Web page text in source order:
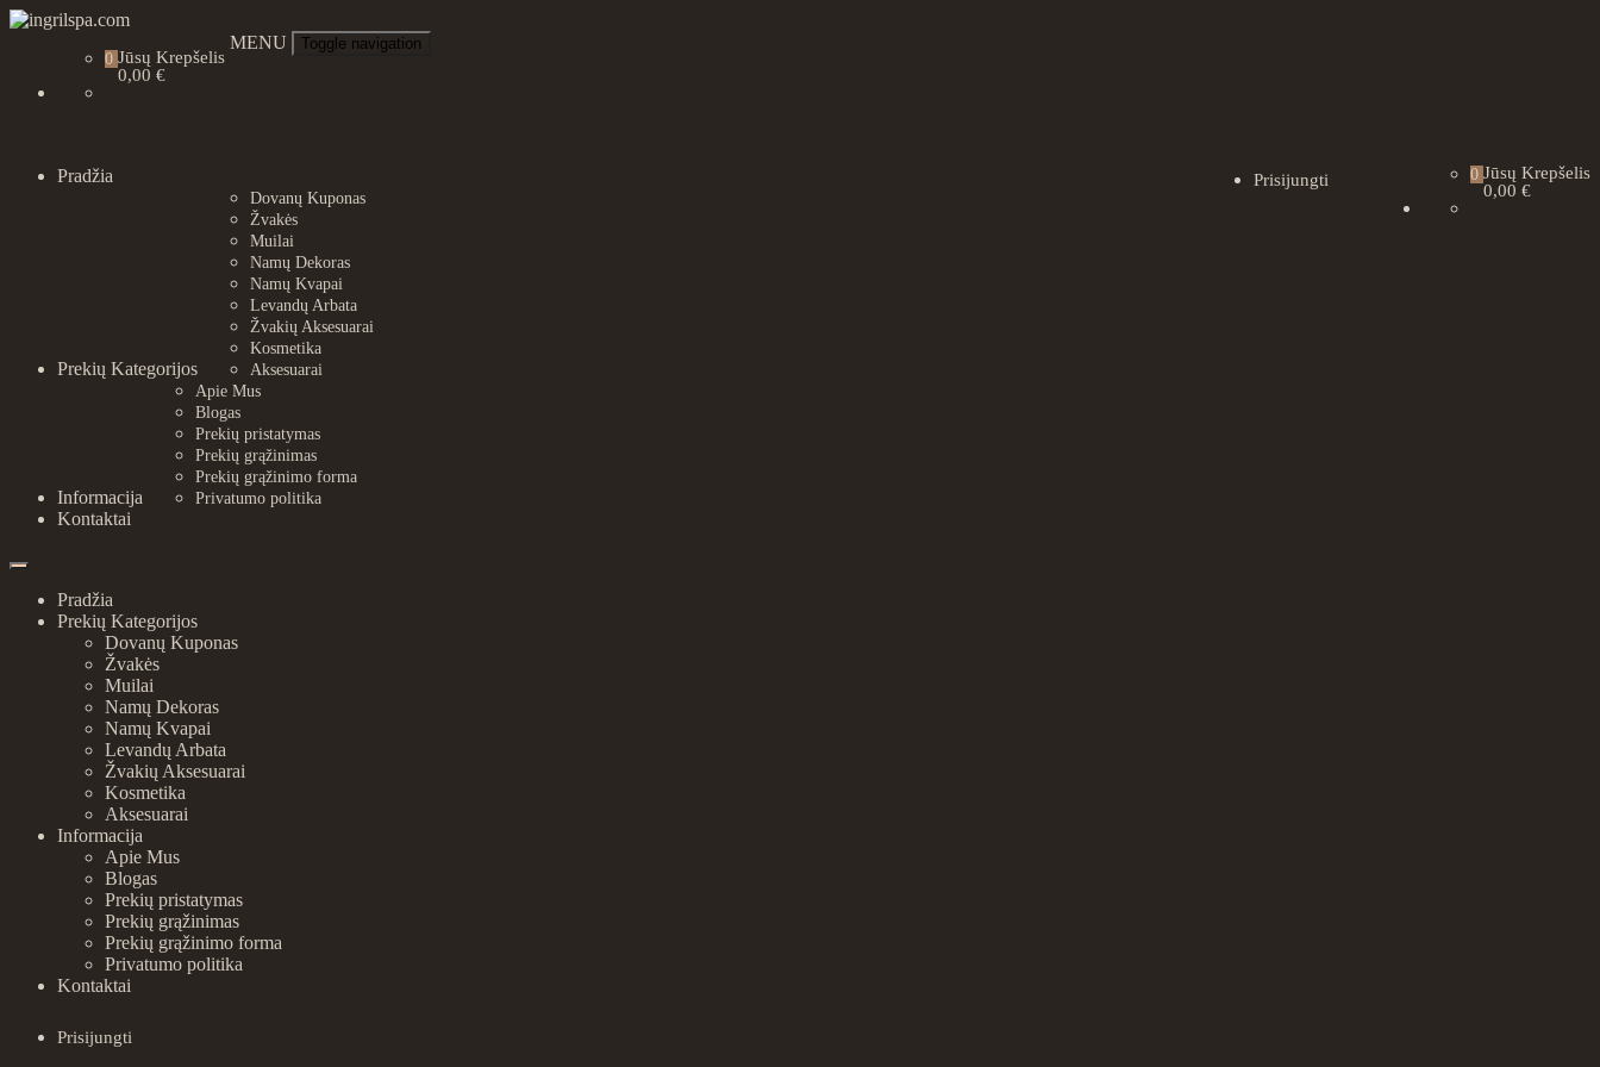
Skip
0 Jūsų Krepšelis
0,00 €
MENU Toggle navigation
Pradžia
Prekių Kategorijos
Dovanų Kuponas
Žvakės
Muilai
Namų Dekoras
Namų Kvapai
Levandų Arbata
Žvakių Aksesuarai
Kosmetika
Aksesuarai
Informacija
Apie Mus
Blogas
Prekių pristatymas
Prekių grąžinimas
Prekių grąžinimo forma
Privatumo politika
Kontaktai
Prisijungti 0 Jūsų Krepšelis
0,00 €
Pradžia
Prekių Kategorijos
Dovanų Kuponas
Žvakės
Muilai
Namų Dekoras
Namų Kvapai
Levandų Arbata
Žvakių Aksesuarai
Kosmetika
Aksesuarai
Informacija
Apie Mus
Blogas
Prekių pristatymas
Prekių grąžinimas
Prekių grąžinimo forma
Privatumo politika
Kontaktai
Prisijungti